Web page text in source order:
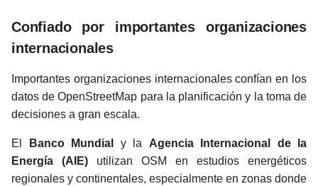
Confiado por importantes organizaciones
internacionales
Importantes organizaciones internacionales confían en los
datos de OpenStreetMap para la planificación y la toma de
decisiones a gran escala.
El Banco Mundial y la Agencia Internacional de la
Energía (AIE) utilizan OSM en estudios energéticos
regionales y continentales, especialmente en zonas donde